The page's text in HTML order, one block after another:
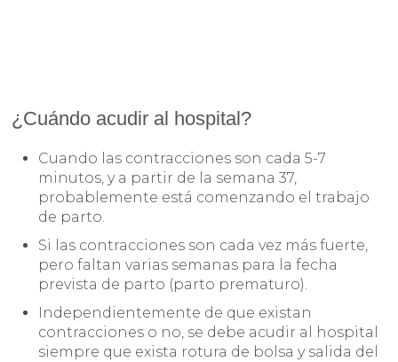
¿Cuándo acudir al hospital?
Cuando las contracciones son cada 5-7
minutos, y a partir de la semana 37,
probablemente está comenzando el trabajo
de parto.
Si las contracciones son cada vez más fuerte,
pero faltan varias semanas para la fecha
prevista de parto (parto prematuro).
Independientemente de que existan
contracciones o no, se debe acudir al hospital
siempre que exista rotura de bolsa y salida del